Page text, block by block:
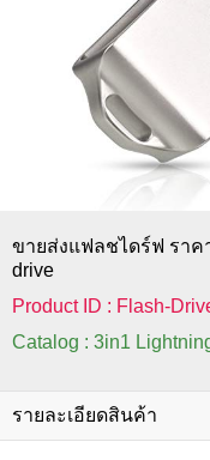
ขายส่งแฟลชไดร์ฟ ราค
drive
Product ID : Flash-
Catalog : 3in1
รายละเอียดสินค้า